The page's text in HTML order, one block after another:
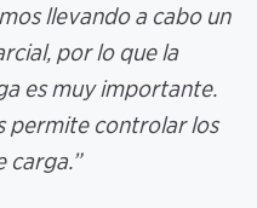
llevando a cabo un
por lo que la
es muy importante.
permite controlar los
carga.”